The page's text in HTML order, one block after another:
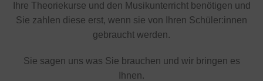
Ihre Theoriekurse und den Musikunterricht benötigen und
Sie zahlen diese erst, wenn sie von Ihren Schüler:innen
gebraucht werden.
Sie sagen uns was Sie brauchen und wir bringen es
Ihnen.